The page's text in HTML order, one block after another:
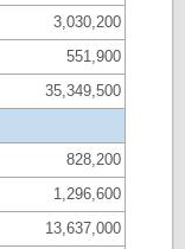
3,030,200
551,900
35,349,500
828,200
1,296,600
13,637,000